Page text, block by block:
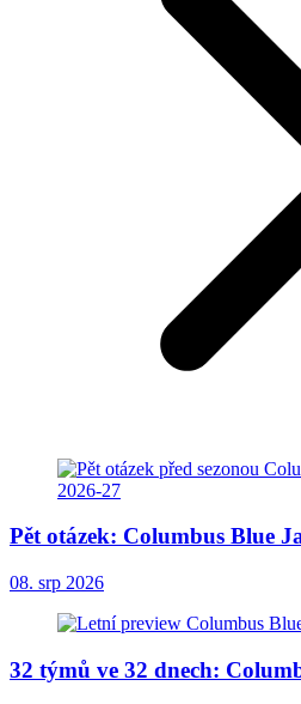
Pět otázek: Columbus Blue
08. srp 2026
32 týmů ve 32 dnech: